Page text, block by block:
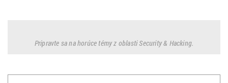
Pripravte sa na horúce témy z oblasti Security & Hacking.